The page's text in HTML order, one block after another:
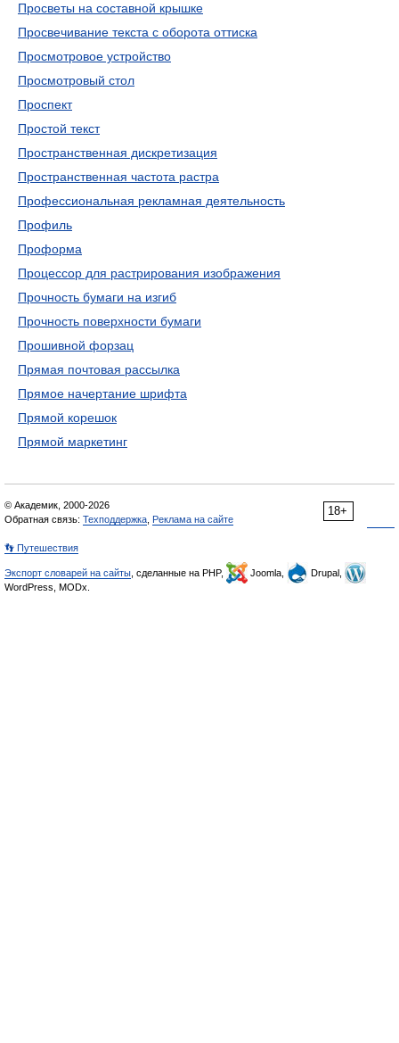
Просветы на составной крышке
Просвечивание текста с оборота оттиска
Просмотровое устройство
Просмотровый стол
Проспект
Простой текст
Пространственная дискретизация
Пространственная частота растра
Профессиональная рекламная деятельность
Профиль
Проформа
Процессор для растрирования изображения
Прочность бумаги на изгиб
Прочность поверхности бумаги
Прошивной форзац
Прямая почтовая рассылка
Прямое начертание шрифта
Прямой корешок
Прямой маркетинг
18+
© Академик, 2000-2026
Обратная связь: Техподдержка Реклама на сайте
👣 Путешествия
Экспорт словарей на сайты , сделанные на PHP, Joomla,
Drupal,
WordPress, MODx.